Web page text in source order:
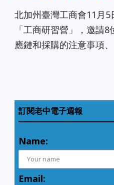
北加州臺灣工商會11月
「工商研習營」，邀請
應鏈和採購的注意事項、
訂閱老中電子週報
Name:
Email: